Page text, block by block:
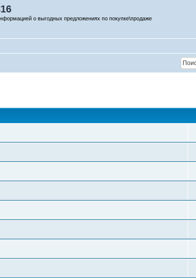
о выгодных предложениях по покупке\продаже